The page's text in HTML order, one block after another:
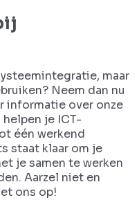
maar
Neem dan nu
informatie over onze
je ICT-
één werkend
staat klaar om je
je samen te werken
Aarzel niet en
ons op!